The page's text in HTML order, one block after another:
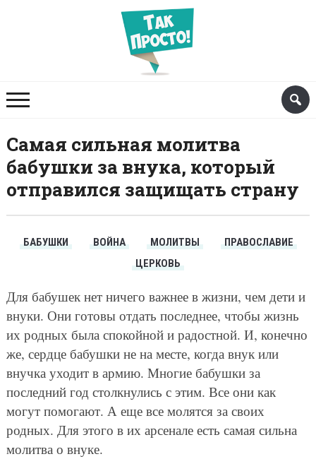
Самая сильная молитва
бабушки за внука, который
отправился защищать страну
БАБУШКИ ВОЙНА МОЛИТВЫ
ПРАВОСЛАВИЕ
ЦЕРКОВЬ
Для бабушек нет ничего важнее в жизни, чем дети и
внуки. Они готовы отдать последнее, чтобы жизнь
их родных была спокойной и радостной. И, конечно
же, сердце бабушки не на месте, когда внук или
внучка уходит в армию. Многие бабушки за
последний год столкнулись с этим. Все они как
могут помогают. А еще все молятся за своих
родных. Для этого в их арсенале есть самая сильна
молитва о внуке.